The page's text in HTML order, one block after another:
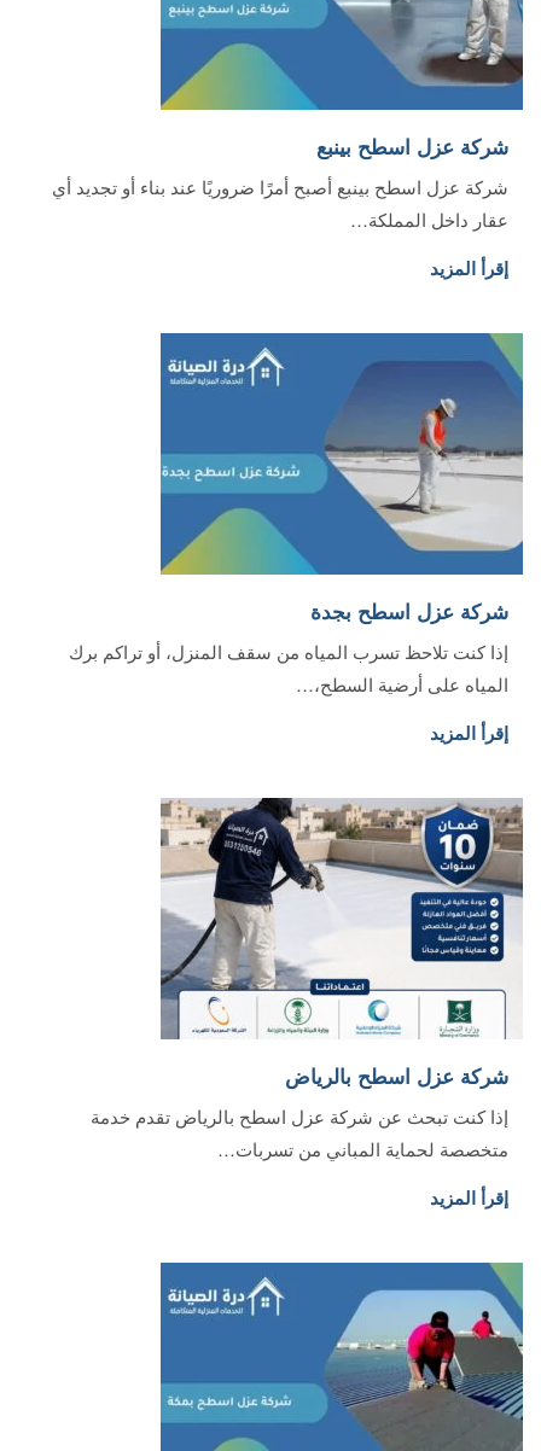
شركة عزل اسطح بينبع
شركة عزل اسطح بينبع أصبح أمرًا ضروريًا عند بناء أو تجديد أي
عقار داخل المملكة…
إقرأ المزيد
شركة عزل اسطح بجدة
إذا كنت تلاحظ تسرب المياه من سقف المنزل، أو تراكم برك
المياه على أرضية السطح،…
إقرأ المزيد
شركة عزل اسطح بالرياض
إذا كنت تبحث عن شركة عزل اسطح بالرياض تقدم خدمة
متخصصة لحماية المباني من تسربات…
إقرأ المزيد